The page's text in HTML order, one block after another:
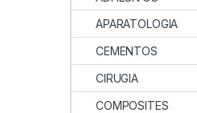
APARATOLOGIA
CEMENTOS
CIRUGIA
COMPOSITES